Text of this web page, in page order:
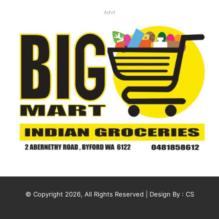
Advt
© Copyright 2026, All Rights Reserved | Design By : CS